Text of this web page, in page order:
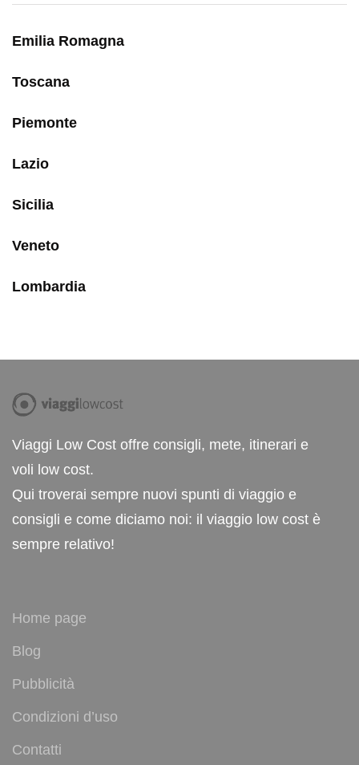
Emilia Romagna
Toscana
Piemonte
Lazio
Sicilia
Veneto
Lombardia
Viaggi Low Cost offre consigli, mete, itinerari e
voli low cost.
Qui troverai sempre nuovi spunti di viaggio e
consigli e come diciamo noi: il viaggio low cost è
sempre relativo!
Home page
Blog
Pubblicità
Condizioni d’uso
Contatti